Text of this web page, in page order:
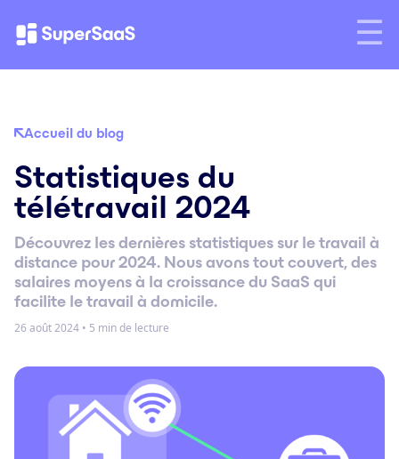
Accueil du blog
Statistiques du
télétravail 2024
Découvrez les dernières statistiques sur le travail à
distance pour 2024. Nous avons tout couvert, des
salaires moyens à la croissance du SaaS qui
facilite le travail à domicile.
26 août 2024 • 5 min de lecture